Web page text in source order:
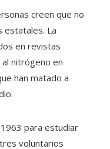
creen que no
estatales. La
en revistas
nitrógeno en
han matado a
para estudiar
voluntarios